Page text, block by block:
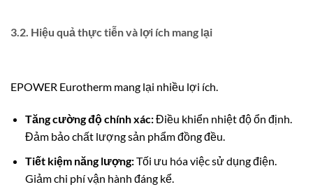
3.2. Hiệu quả thực tiễn và lợi ích mang lại
EPOWER Eurotherm mang lại nhiều lợi ích.
Tăng cường độ chính xác:Điều khiển nhiệt độ ổn định.
Đảm bảo chất lượng sản phẩm đồng đều.
Tiết kiệm năng lượng:Tối ưu hóa việc sử dụng điện.
Giảm chi phí vận hành đáng kể.